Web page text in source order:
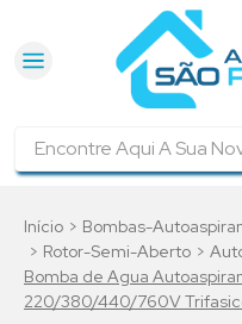
Bombas-
Rotor-Semi-Aberto
Bomba de Agua
220/380/440/760V